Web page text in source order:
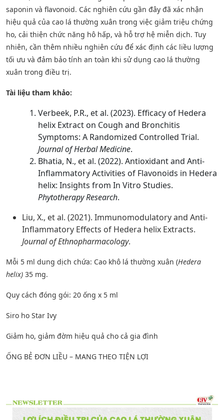
saponin và flavonoid. Các nghiên cứu gần đây đã xác nhận
hiệu quả của cao lá thường xuân trong việc giảm triệu chứng
ho, cải thiện chức năng hô hấp, và hỗ trợ hệ miễn dịch. Tuy
nhiên, cần thêm nhiều nghiên cứu để xác định các liều lượng
tối ưu và đảm bảo tính an toàn khi sử dụng cao lá thường
xuân trong điều trị.
Tài liệu tham khảo:
Verbeek, P.R., et al. (2023). Efficacy of Hedera
helix Extract on Cough and Bronchitis
Symptoms: A Randomized Controlled Trial.
Journal of Herbal Medicine.
Bhatia, N., et al. (2022). Antioxidant and Anti-
Inflammatory Activities of Flavonoids in Hedera
helix: Insights from In Vitro Studies.
Phytotherapy Research.
Liu, X., et al. (2021). Immunomodulatory and Anti-
Inflammatory Effects of Hedera helix Extracts.
Journal of Ethnopharmacology.
Mỗi 5 ml dung dịch chứa: Cao khô lá thường xuân (Hedera
helix) 35 mg.
Quy cách đóng gói: 20 ống x 5 ml
Siro ho Star Ivy
Giảm ho, giảm đờm hiệu quả cho cả gia đình
ỐNG BẺ ĐƠN LIỀU – MANG THEO TIỆN LỢI